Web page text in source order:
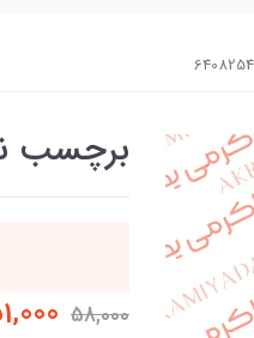
برچسب نیم
58,000